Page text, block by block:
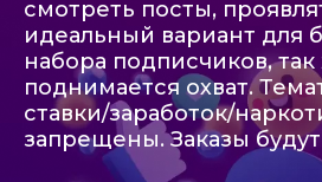
смотреть посты,
идеальный вариант для
набора подписчиков,
поднимается охват.
ставки/заработок/
запрещены. Заказы